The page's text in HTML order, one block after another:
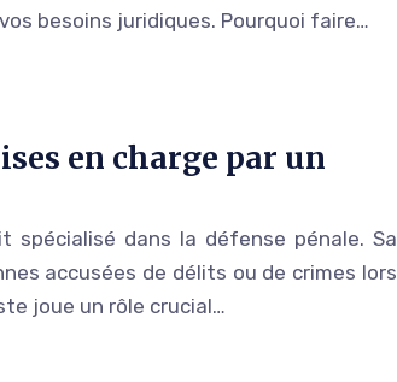
besoins juridiques. Pourquoi faire…
en charge par un
dans la défense pénale. Sa
accusées de délits ou de crimes lors
joue un rôle crucial…